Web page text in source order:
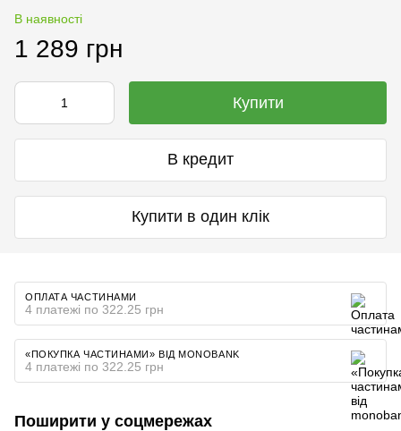
В наявності
1 289 грн
Купити
В кредит
Купити в один клік
ОПЛАТА ЧАСТИНАМИ
4 платежі по 322.25 грн
«ПОКУПКА ЧАСТИНАМИ» ВІД MONOBANK
4 платежі по 322.25 грн
Поширити у соцмережах